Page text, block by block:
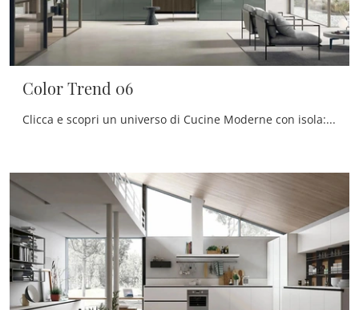
Color Trend 06
Clicca e scopri un universo di Cucine Moderne con isola: la cucina Color Trend 06 Stosa in legno ti sta aspettando!